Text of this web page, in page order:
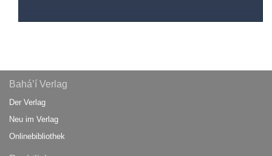
Bahá’í Verlag
Der Verlag
Neu im Verlag
Onlinebibliothek